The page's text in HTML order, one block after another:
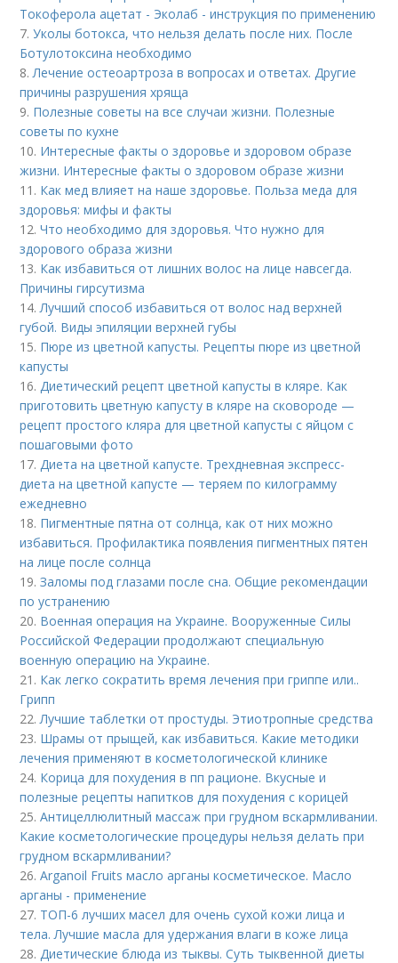
Токоферола ацетат - Эколаб - инструкция по применению
7.Уколы ботокса, что нельзя делать после них. После
Ботулотоксина необходимо
8.Лечение остеоартроза в вопросах и ответах. Другие
причины разрушения хряща
9. Полезные советы на все случаи жизни. Полезные
советы по кухне
10. Интересные факты о здоровье и здоровом образе
жизни. Интересные факты о здоровом образе жизни
11. Как мед влияет на наше здоровье. Польза меда для
здоровья: мифы и факты
12.Что необходимо для здоровья. Что нужно для
здорового образа жизни
13. Как избавиться от лишних волос на лице навсегда.
Причины гирсутизма
14.Лучший способ избавиться от волос над верхней
губой. Виды эпиляции верхней губы
15. Пюре из цветной капусты. Рецепты пюре из цветной
капусты
16.Диетический рецепт цветной капусты в кляре. Как
приготовить цветную капусту в кляре на сковороде —
рецепт простого кляра для цветной капусты с яйцом с
пошаговыми фото
17.Диета на цветной капусте. Трехдневная экспресс-
диета на цветной капусте — теряем по килограмму
ежедневно
18. Пигментные пятна от солнца, как от них можно
избавиться. Профилактика появления пигментных пятен
на лице после солнца
19.Заломы под глазами после сна. Общие рекомендации
по устранению
20. Военная операция на Украине. Вооруженные Силы
Российской Федерации продолжают специальную
военную операцию на Украине.
21. Как легко сократить время лечения при гриппе или..
Грипп
22.Лучшие таблетки от простуды. Этиотропные средства
23. Шрамы от прыщей, как избавиться. Какие методики
лечения применяют в косметологической клинике
24. Корица для похудения в пп рационе. Вкусные и
полезные рецепты напитков для похудения с корицей
25.Антицеллюлитный массаж при грудном вскармливании.
Какие косметологические процедуры нельзя делать при
грудном вскармливании?
26.Arganoil Fruits масло арганы косметическое. Масло
арганы - применение
27. ТОП-6 лучших масел для очень сухой кожи лица и
тела. Лучшие масла для удержания влаги в коже лица
28.Диетические блюда из тыквы. Суть тыквенной диеты